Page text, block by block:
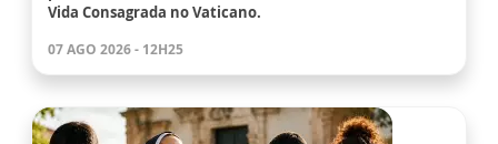
Vida Consagrada no Vaticano.
07 AGO 2026 - 12H25